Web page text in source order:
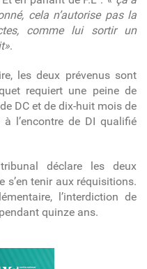
cela n’autorise pas la
comme lui sortir un
.
les deux prévenus sont
requiert une peine de
DC et de dix-huit mois de
l’encontre de DI qualifié
déclare les deux
s’en tenir aux réquisitions.
l’interdiction de
quinze ans.